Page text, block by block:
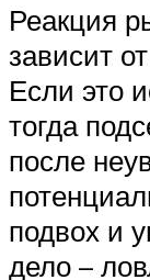
Реакция
зависит
Если это
тогда
после
подвох и
дело –